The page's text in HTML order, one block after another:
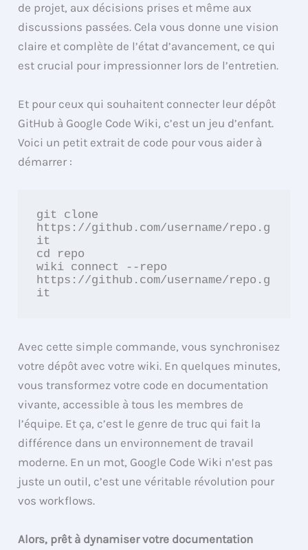
de projet, aux décisions prises et même aux
discussions passées. Cela vous donne une vision
claire et complète de l’état d’avancement, ce qui
est crucial pour impressionner lors de l’entretien.
Et pour ceux qui souhaitent connecter leur dépôt
GitHub à Google Code Wiki, c’est un jeu d’enfant.
Voici un petit extrait de code pour vous aider à
démarrer :
git clone
https://github.com/username/repo.g
it
cd repo
wiki connect --repo
https://github.com/username/repo.g
it
Avec cette simple commande, vous synchronisez
votre dépôt avec votre wiki. En quelques minutes,
vous transformez votre code en documentation
vivante, accessible à tous les membres de
l’équipe. Et ça, c’est le genre de truc qui fait la
différence dans un environnement de travail
moderne. En un mot, Google Code Wiki n’est pas
juste un outil, c’est une véritable révolution pour
vos workflows.
Alors, prêt à dynamiser votre documentation